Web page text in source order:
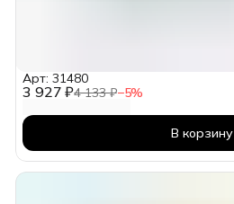
3 927 ₽4 133 ₽−5%
Арт: 31480
В корзину